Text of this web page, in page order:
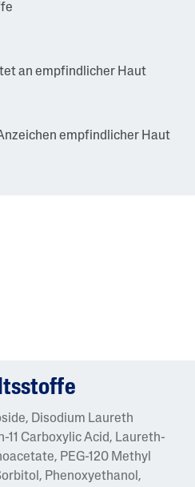
an empfindlicher Haut
empfindlicher Haut
Disodium Laureth
Carboxylic Acid, Laureth-
PEG-120 Methyl
Phenoxyethanol,